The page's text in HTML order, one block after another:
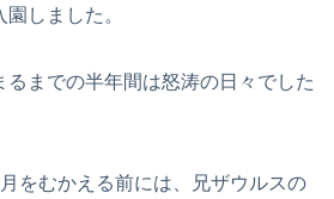
しました。
るまでの半年間は怒涛の日々でした
をむかえる前には、兄ザウルスの